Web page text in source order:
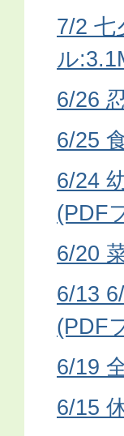
7/2 七
ル
6/26
6/25
6/24
(PDF
6/20
6/13
(PDF
6/19
6/15